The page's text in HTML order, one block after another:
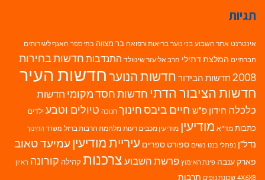
תגיות
אינטרנט אתר השבוע בני נוער בריאות ורפואה בר מצווה בתי ספר האגף לשירותים
חברתיים המלצת דתילי הרב אליעזר שינוולד התנדבות חדשות בחירות
2008 חדשות הבידור חדשות הנוערחדשות העיר
חדשות הציבור הדתי חדשות חסד מקומי חדשות
כלכלה חידון פ"ש חיים ביבסחינוך חנוכה טיולים וטבע ילדים
כתבות מד"א מודיעין מודיעין מכבים רעות מלחמת חרבות ברזל משרד החינוך
נדל"ן נפתלי בנט נשים ספורט ספרים עיריית מודיעין עמיעד טאוב
פארק ענבה פינת האימוץ פרשת השבועצרכנות קהילה קורונה ראיון
4X6X8 שכונת נופים תרבות